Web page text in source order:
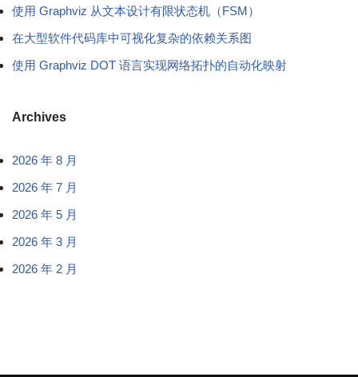
使用 Graphviz 从文本设计有限状态机（FSM）
在大型软件代码库中可视化复杂的依赖关系图
使用 Graphviz DOT 语言实现网络拓扑的自动化映射
Archives
2026 年 8 月
2026 年 7 月
2026 年 5 月
2026 年 3 月
2026 年 2 月